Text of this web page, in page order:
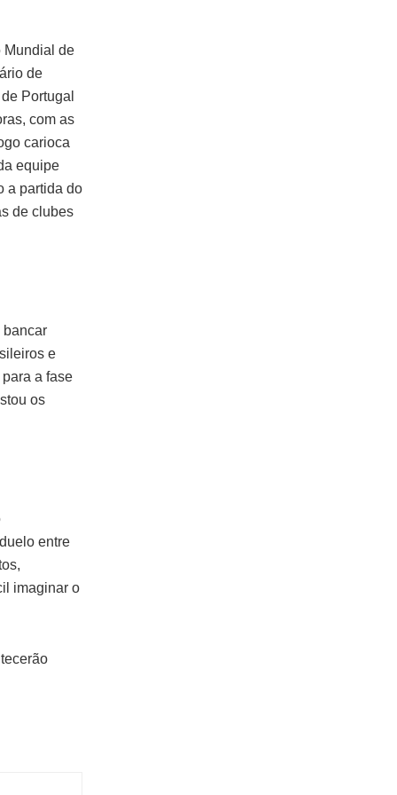
Mundial de
de
Portugal
com as
carioca
equipe
a partida do
de clubes
bancar
e
a fase
os
entre
imaginar o